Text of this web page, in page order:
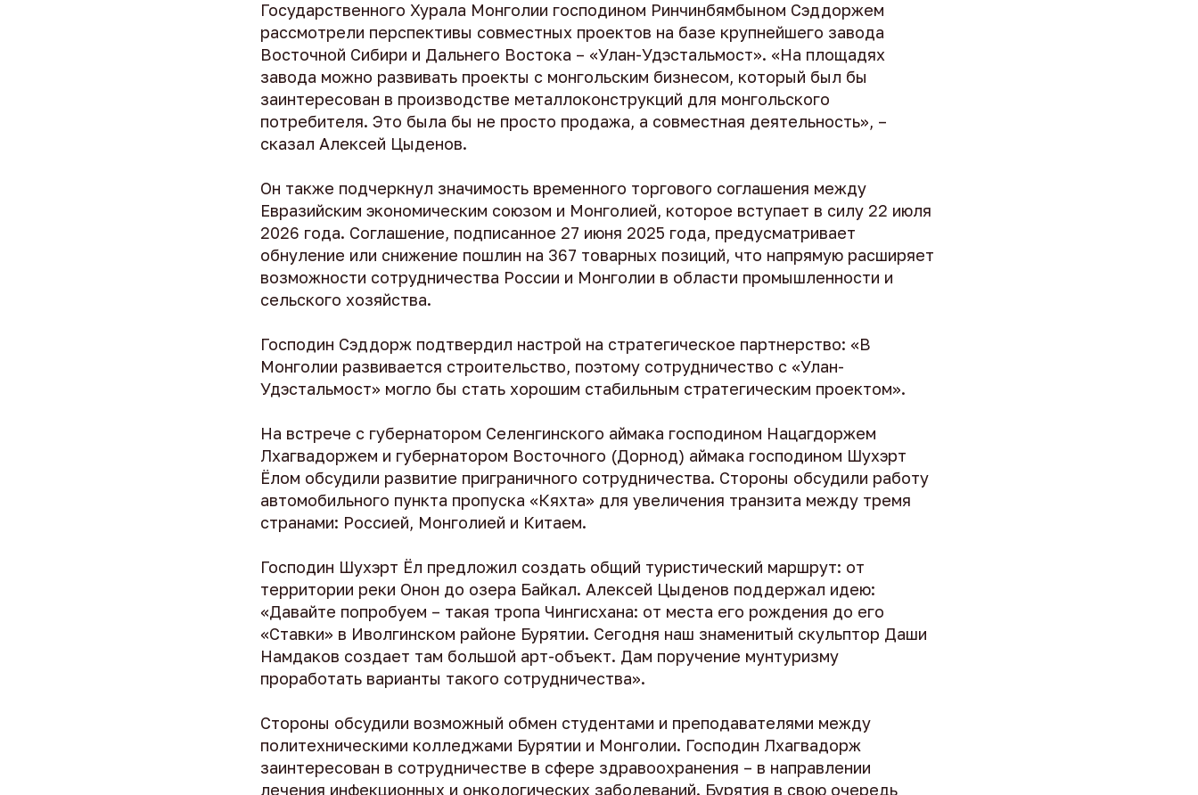
Государственного Хурала Монголии господином Ринчинбямбыном Сэддоржем
рассмотрели перспективы совместных проектов на базе крупнейшего завода
Восточной Сибири и Дальнего Востока – «Улан-Удэстальмост». «На площадях
завода можно развивать проекты с монгольским бизнесом, который был бы
заинтересован в производстве металлоконструкций для монгольского
потребителя. Это была бы не просто продажа, а совместная деятельность», –
сказал Алексей Цыденов.
Он также подчеркнул значимость временного торгового соглашения между
Евразийским экономическим союзом и Монголией, которое вступает в силу 22 июля
2026 года. Соглашение, подписанное 27 июня 2025 года, предусматривает
обнуление или снижение пошлин на 367 товарных позиций, что напрямую расширяет
возможности сотрудничества России и Монголии в области промышленности и
сельского хозяйства.
Господин Сэддорж подтвердил настрой на стратегическое партнерство: «В
Монголии развивается строительство, поэтому сотрудничество с «Улан-
Удэстальмост» могло бы стать хорошим стабильным стратегическим проектом».
На встрече с губернатором Селенгинского аймака господином Нацагдоржем
Лхагвадоржем и губернатором Восточного (Дорнод) аймака господином Шухэрт
Ёлом обсудили развитие приграничного сотрудничества. Стороны обсудили работу
автомобильного пункта пропуска «Кяхта» для увеличения транзита между тремя
странами: Россией, Монголией и Китаем.
Господин Шухэрт Ёл предложил создать общий туристический маршрут: от
территории реки Онон до озера Байкал. Алексей Цыденов поддержал идею:
«Давайте попробуем – такая тропа Чингисхана: от места его рождения до его
«Ставки» в Иволгинском районе Бурятии. Сегодня наш знаменитый скульптор Даши
Намдаков создает там большой арт-объект. Дам поручение мунтуризму
проработать варианты такого сотрудничества».
Стороны обсудили возможный обмен студентами и преподавателями между
политехническими колледжами Бурятии и Монголии. Господин Лхагвадорж
заинтересован в сотрудничестве в сфере здравоохранения – в направлении
лечения инфекционных и онкологических заболеваний. Бурятия в свою очередь